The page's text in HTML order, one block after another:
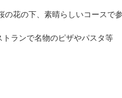
の花の下、素晴らしいコースで
ランで名物のピザやパスタ等